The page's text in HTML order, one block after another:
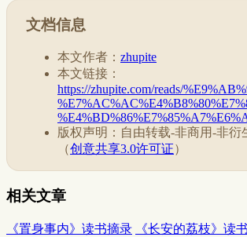
文档信息
本文作者： zhupite
本文链接：
https://zhupite.com/reads/
版权声明：自由转载-非商用-非衍
（创意共享3.0许可证）
相关文章
《置身事内》读书摘录 《长安的荔枝》读